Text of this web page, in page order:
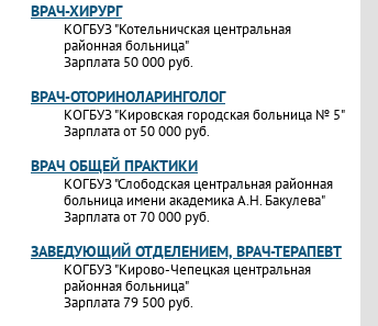
ВРАЧ-ХИРУРГ
КОГБУЗ "Котельничская центральная
районная больница"
Зарплата 50 000 руб.
ВРАЧ-ОТОРИНОЛАРИНГОЛОГ
КОГБУЗ "Кировская городская больница № 5"
Зарплата от 50 000 руб.
ВРАЧ ОБЩЕЙ ПРАКТИКИ
КОГБУЗ "Слободская центральная районная
больница имени академика А.Н. Бакулева"
Зарплата от 70 000 руб.
ЗАВЕДУЮЩИЙ ОТДЕЛЕНИЕМ, ВРАЧ-ТЕРАПЕВТ
КОГБУЗ "Кирово-Чепецкая центральная
районная больница"
Зарплата 79 500 руб.